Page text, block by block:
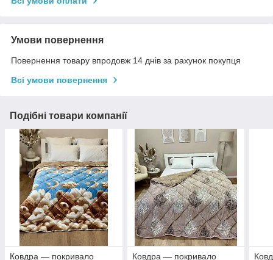
Умови повернення
Повернення товару впродовж 14 днів за рахунок покупця
Всі умови повернення
Подібні товари компанії
Ковдра — покривало
Ковдра — покривало